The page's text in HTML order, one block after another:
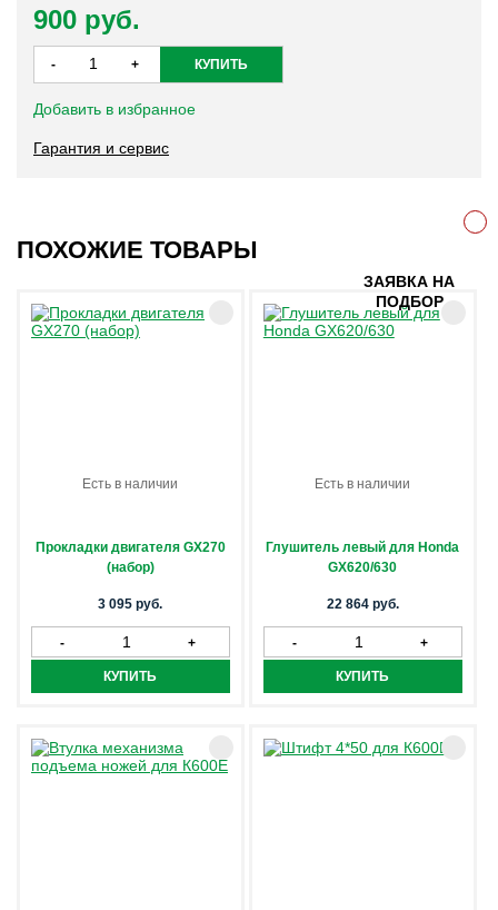
ЗАЯВКА НА
ПОДБОР
900 руб.
Добавить в избранное
Гарантия и сервис
ПОХОЖИЕ ТОВАРЫ
Есть в наличии
Прокладки двигателя GX270
(набор)
3 095 руб.
Есть в наличии
Глушитель левый для Honda
GX620/630
22 864 руб.